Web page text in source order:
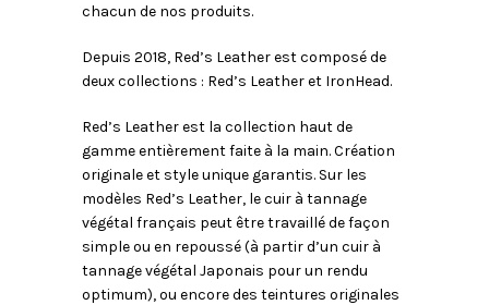
chacun de nos produits.
Depuis 2018, Red’s Leather est composé de
deux collections : Red’s Leather et IronHead.
Red’s Leather est la collection haut de
gamme entièrement faite à la main. Création
originale et style unique garantis. Sur les
modèles Red’s Leather, le cuir à tannage
végétal français peut être travaillé de façon
simple ou en repoussé (à partir d’un cuir à
tannage végétal Japonais pour un rendu
optimum), ou encore des teintures originales